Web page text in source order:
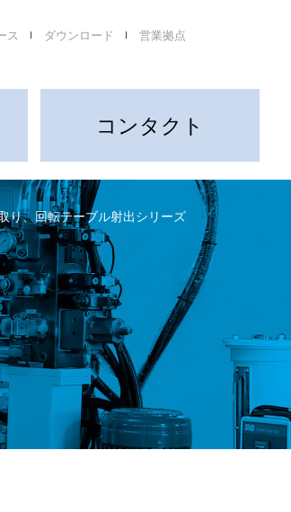
ス ダウンロード 営業拠点
コンタクト
り、回転テーブル射出シリーズ